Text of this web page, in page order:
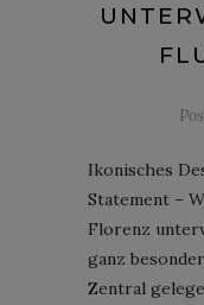
Ikonisches
Statement –
Florenz
ganz
Zentral